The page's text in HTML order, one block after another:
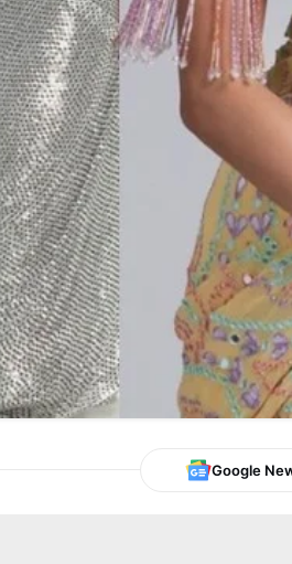
Google